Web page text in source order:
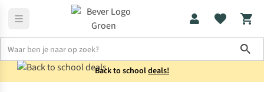
Back to schooldeals!